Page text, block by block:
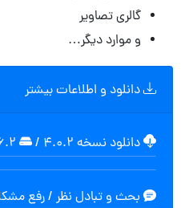
گالری تصاویر
و موارد دیگر…
دانلود و اطلاعات بیشتر
دانلود نسخه ۴.۰.۲ /
بحث و تبادل نظر / رفع